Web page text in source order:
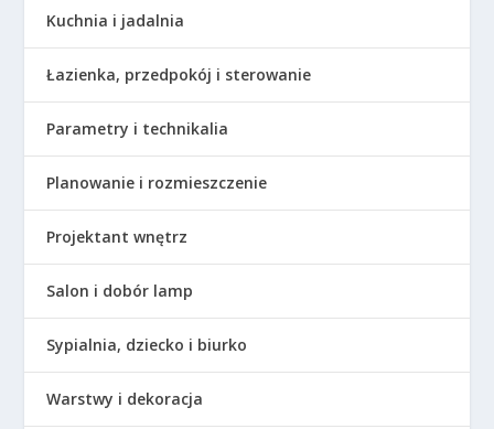
Kuchnia i jadalnia
Łazienka, przedpokój i sterowanie
Parametry i technikalia
Planowanie i rozmieszczenie
Projektant wnętrz
Salon i dobór lamp
Sypialnia, dziecko i biurko
Warstwy i dekoracja